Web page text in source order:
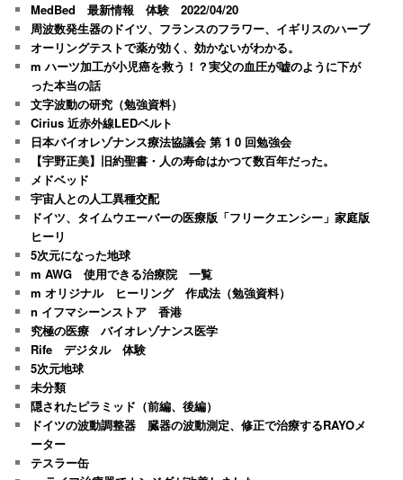
MedBed 最新情報 体験 2022/04/20
周波数発生器のドイツ、フランスのフラワー、イギリスのハーブ
オーリングテストで薬が効く、効かないがわかる。
m ハーツ加工が小児癌を救う！？実父の血圧が嘘のように下が
った本当の話
文字波動の研究（勉強資料）
Cirius 近赤外線LEDベルト
日本バイオレゾナンス療法協議会 第 1 0 回勉強会
【宇野正美】旧約聖書・人の寿命はかつて数百年だった。
メドベッド
宇宙人との人工異種交配
ドイツ、タイムウエーバーの医療版「フリークエンシー」家庭版
ヒーリ
5次元になった地球
m AWG 使用できる治療院 一覧
m オリジナル ヒーリング 作成法（勉強資料）
n イフマシーンストア 香港
究極の医療 バイオレゾナンス医学
Rife デジタル 体験
5次元地球
未分類
隠されたピラミッド（前編、後編）
ドイツの波動調整器 臓器の波動測定、修正で治療するRAYOメ
ーター
テスラー缶